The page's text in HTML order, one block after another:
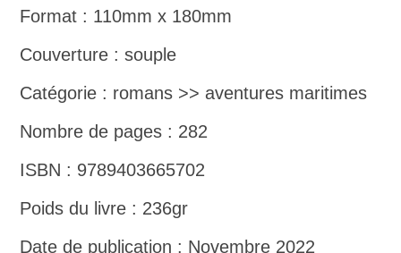
Format : 110mm x 180mm
Couverture : souple
Catégorie : romans >> aventures maritimes
Nombre de pages : 282
ISBN : 9789403665702
Poids du livre : 236gr
Date de publication : Novembre 2022